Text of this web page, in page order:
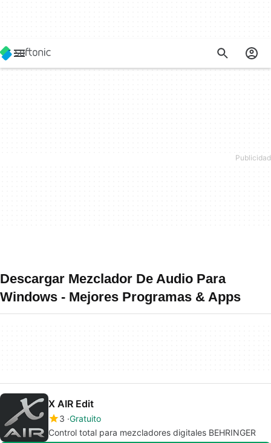
Descargar Mezclador De Audio Para
Windows - Mejores Programas & Apps
X AIR Edit
3 Gratuito
Control total para mezcladores digitales BEHRINGER